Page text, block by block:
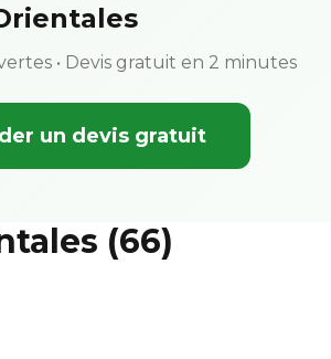
• Devis gratuit en 2 minutes
un devis gratuit
(66)